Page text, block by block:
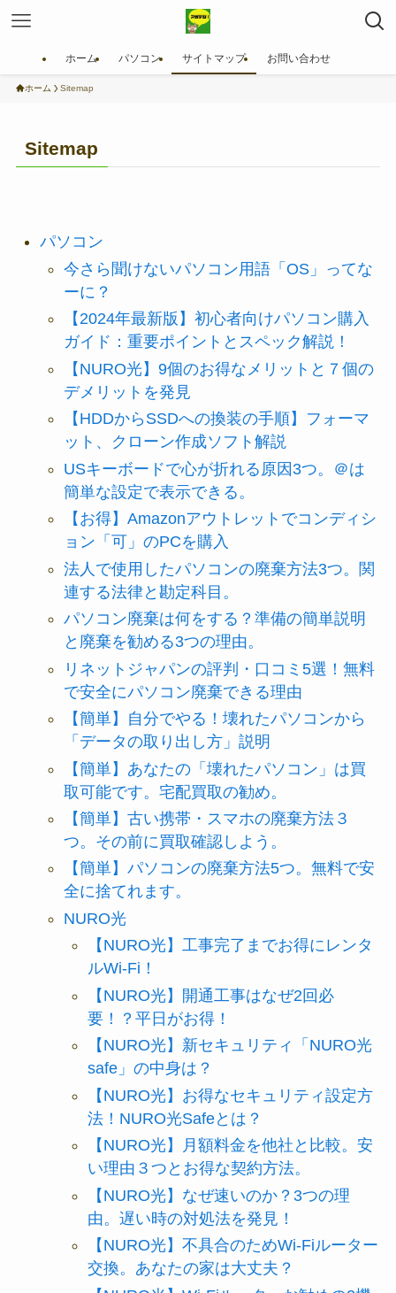
ホーム パソコン サイトマップ お問い合わせ
ホーム Sitemap
Sitemap
パソコン
今さら聞けないパソコン用語「OS」ってな
ーに？
【2024年最新版】初心者向けパソコン購入
ガイド：重要ポイントとスペック解説！
【NURO光】9個のお得なメリットと７個の
デメリットを発見
【HDDからSSDへの換装の手順】フォーマ
ット、クローン作成ソフト解説
USキーボードで心が折れる原因3つ。＠は
簡単な設定で表示できる。
【お得】Amazonアウトレットでコンディシ
ョン「可」のPCを購入
法人で使用したパソコンの廃棄方法3つ。関
連する法律と勘定科目。
パソコン廃棄は何をする？準備の簡単説明
と廃棄を勧める3つの理由。
リネットジャパンの評判・口コミ5選！無料
で安全にパソコン廃棄できる理由
【簡単】自分でやる！壊れたパソコンから
「データの取り出し方」説明
【簡単】あなたの「壊れたパソコン」は買
取可能です。宅配買取の勧め。
【簡単】古い携帯・スマホの廃棄方法３
つ。その前に買取確認しよう。
【簡単】パソコンの廃棄方法5つ。無料で安
全に捨てれます。
NURO光
【NURO光】工事完了までお得にレンタ
ルWi-Fi！
【NURO光】開通工事はなぜ2回必
要！？平日がお得！
【NURO光】新セキュリティ「NURO光
safe」の中身は？
【NURO光】お得なセキュリティ設定方
法！NURO光Safeとは？
【NURO光】月額料金を他社と比較。安
い理由３つとお得な契約方法。
【NURO光】なぜ速いのか？3つの理
由。遅い時の対処法を発見！
【NURO光】不具合のためWi-Fiルーター
交換。あなたの家は大丈夫？